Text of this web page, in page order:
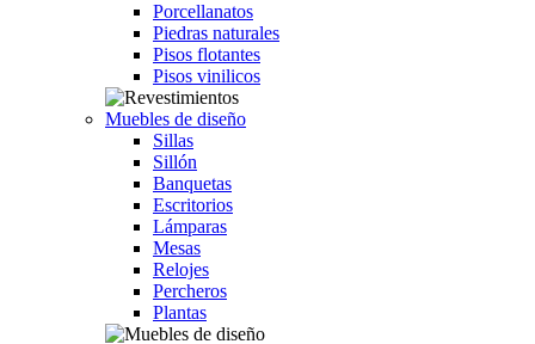
Porcellanatos
Piedras naturales
Pisos flotantes
Pisos vinilicos
Muebles de diseño
Sillas
Sillón
Banquetas
Escritorios
Lámparas
Mesas
Relojes
Percheros
Plantas